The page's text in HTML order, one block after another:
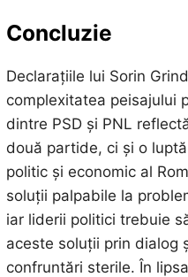
Concluzie
Declarațiile lui Sorin
complexitatea peisajului
dintre PSD și PNL
două partide, ci și o
politic și economic al
soluții palpabile la
iar liderii politici trebuie
aceste soluții prin dialog
confruntări sterile. În